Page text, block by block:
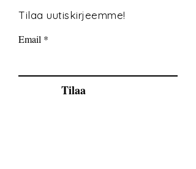
Tilaa uutiskirjeemme!
Email
Tilaa